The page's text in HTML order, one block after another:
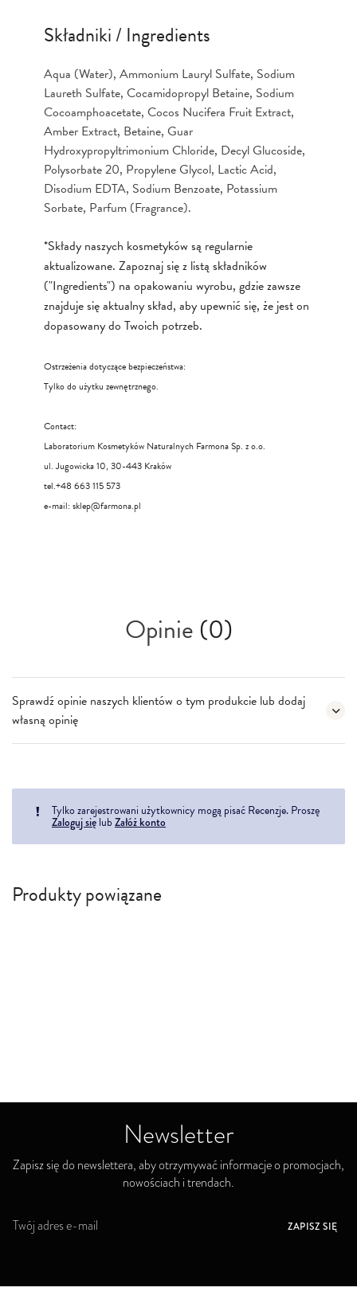
Składniki / Ingredients
Aqua (Water), Ammonium Lauryl Sulfate, Sodium
Laureth Sulfate, Cocamidopropyl Betaine, Sodium
Cocoamphoacetate, Cocos Nucifera Fruit Extract,
Amber Extract, Betaine, Guar
Hydroxypropyltrimonium Chloride, Decyl Glucoside,
Polysorbate 20, Propylene Glycol, Lactic Acid,
Disodium EDTA, Sodium Benzoate, Potassium
Sorbate, Parfum (Fragrance).
*Składy naszych kosmetyków są regularnie
aktualizowane. Zapoznaj się z listą składników
("Ingredients") na opakowaniu wyrobu, gdzie zawsze
znajduje się aktualny skład, aby upewnić się, że jest on
dopasowany do Twoich potrzeb.
Ostrzeżenia dotyczące bezpieczeństwa:
Tylko do użytku zewnętrznego.
Contact:
Laboratorium Kosmetyków Naturalnych Farmona Sp. z o.o.
ul. Jugowicka 10, 30-443 Kraków
tel.+48 663 115 573
e-mail: sklep@farmona.pl
Opinie(0)
Sprawdź opinie naszych klientów o tym produkcie lub dodaj
własną opinię
Tylko zarejestrowani użytkownicy mogą pisać Recenzje. Proszę
Zaloguj się lub Załóż konto
Produkty powiązane
Newsletter
Zapisz się do newslettera, aby otrzymywać informacje o promocjach,
nowościach i trendach.
S
k
ZAPISZ SIĘ